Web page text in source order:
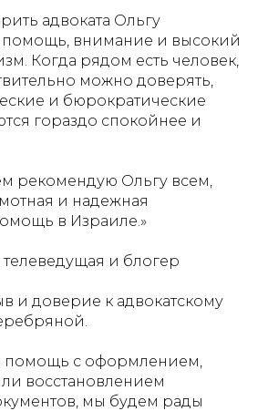
адвоката Ольгу
внимание и высокий
Когда рядом есть человек,
можно доверять,
и бюрократические
гораздо спокойнее и
рекомендую Ольгу всем,
и надежная
в Израиле.»
и блогер
и доверие к адвокатскому
помощь с оформлением,
восстановлением
мы будем рады